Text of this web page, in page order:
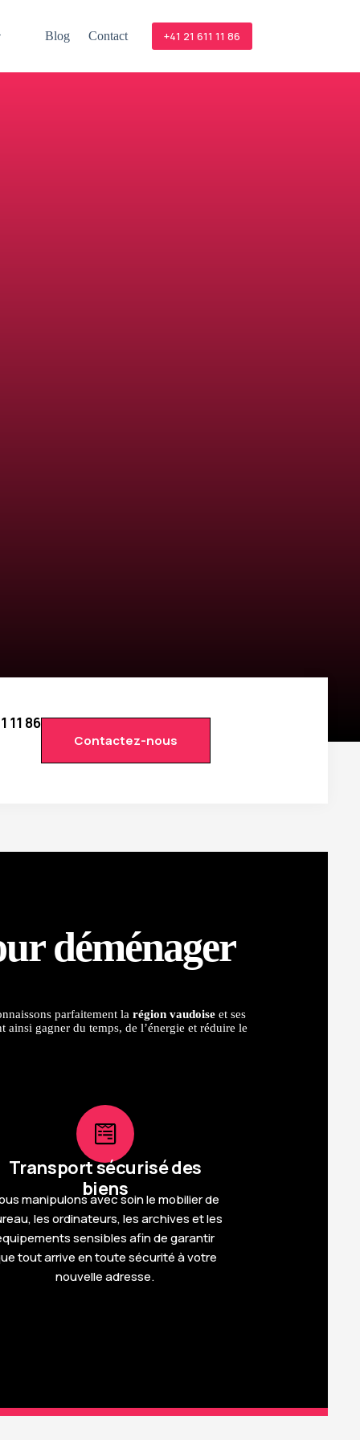
Blog Contact +41 21 611 11 86
11 86
Contactez-nous
déménager
parfaitement la région vaudoise et ses
ainsi gagner du temps, de l’énergie et réduire le
Transport sécurisé des
biens
manipulons avec soin le mobilier de
les ordinateurs, les archives et les
sensibles afin de garantir
tout arrive en toute sécurité à votre
nouvelle adresse.